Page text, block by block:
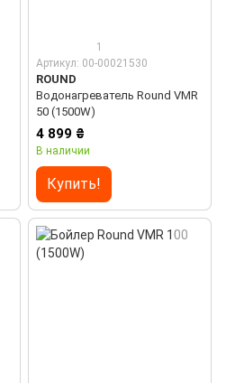
1
Артикул: 00-00021530
ROUND
Водонагреватель Round VMR
50 (1500W)
4 899 ₴
В наличии
Купить!